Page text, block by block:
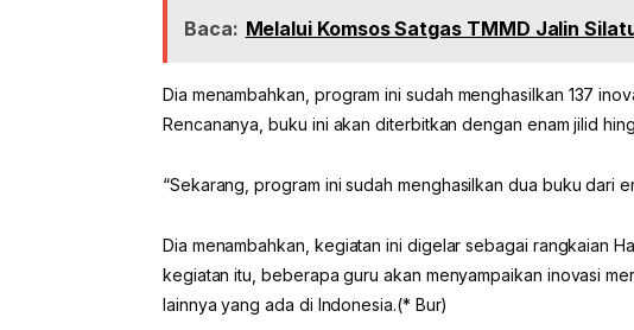
Baca: Melalui Komsos Satgas TMMD Jalin
Dia menambahkan, program ini sudah menghasilkan 137
Rencananya, buku ini akan diterbitkan dengan enam jilid
“Sekarang, program ini sudah menghasilkan dua buku dari
Dia menambahkan, kegiatan ini digelar sebagai rangkaian
kegiatan itu, beberapa guru akan menyampaikan inovasi
lainnya yang ada di Indonesia.(* Bur)